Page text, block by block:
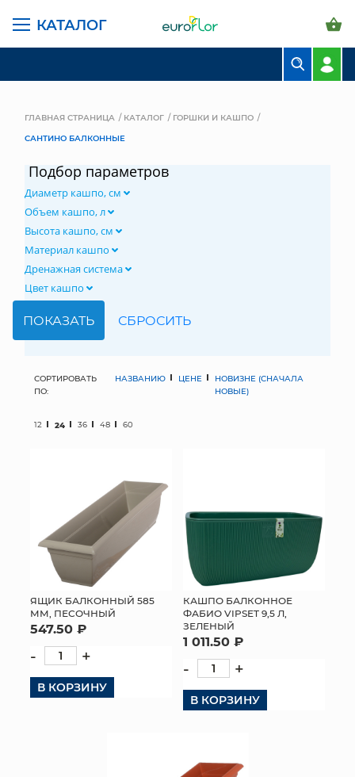
КАТАЛОГ
СВАДЕБНАЯ ФЛОРИСТИКА
МЯГКИЕ ИГРУШКИ
СУНДУКИ
ИСКУССТВЕННЫЕ ЦВЕТЫ
ПАКЕТЫ И СУМКИ
ПОДАРОЧНЫЕ КАРТЫ
ТОРГОВЫЙ ЦЕНТР
ОПТОВЫМ КЛИЕНТАМ
ДОСТАВКА И ОПЛАТА
ГЛАВНАЯ СТРАНИЦА КАТАЛОГ
ГОРШКИ И КАШПО
САНТИНО БАЛКОННЫЕ
Подбор параметров
Диаметр кашпо, см
Объем кашпо, л
Высота кашпо, см
Материал кашпо
Дренажная система
Цвет кашпо
СОРТИРОВАТЬ
ПО:
НАЗВАНИЮ ЦЕНЕ
НОВИЗНЕ (СНАЧАЛА
НОВЫЕ)
12 24 36 48 60
ЯЩИК БАЛКОННЫЙ 585
ММ, ПЕСОЧНЫЙ
547.50 ₽
- +
В КОРЗИНУ
КАШПО БАЛКОННОЕ
ФАБИО VIPSET 9,5 Л,
ЗЕЛЕНЫЙ
1 011.50 ₽
- +
В КОРЗИНУ